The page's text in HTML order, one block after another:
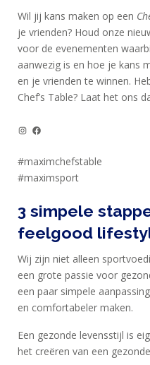
Wil jij kans maken op een
je vrienden? Houd onze
voor de evenementen
aanwezig is en hoe je kans
en je vrienden te winnen.
Chef’s Table? Laat het ons
Instagram
Facebook
#maximchefstable
#maximsport
3 simpele
feelgood
Wij zijn niet alleen
een grote passie voor
een paar simpele
en comfortabeler maken.
Een gezonde levensstijl is
het creëren van een
BLOG
KLANTENSERVICE